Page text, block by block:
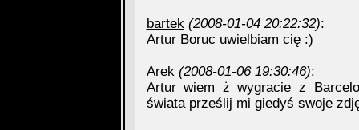
bartek (2008-01-04 20:22:32):
Artur Boruc uwielbiam cię :)
Arek (2008-01-06 19:30:46):
Artur wiem ż wygracie z
świata prześlij mi giedyś swoje